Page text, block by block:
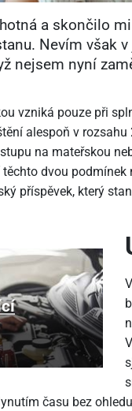
a skončilo
Nevím však
nejsem nyní
vzniká pouze při
alespoň v
na mateřskou
těchto dvou
příspěvek, který
času bez